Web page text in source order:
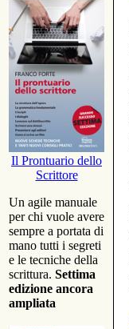
Il Prontuario dello
Scrittore
Un agile manuale
per chi vuole avere
sempre a portata di
mano tutti i segreti
e le tecniche della
scrittura. Settima
edizione ancora
ampliata